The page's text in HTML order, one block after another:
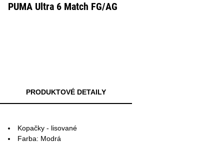
PUMA Ultra 6 Match FG/AG
PRODUKTOVÉ DETAILY
Kopačky - lisované
Farba: Modrá